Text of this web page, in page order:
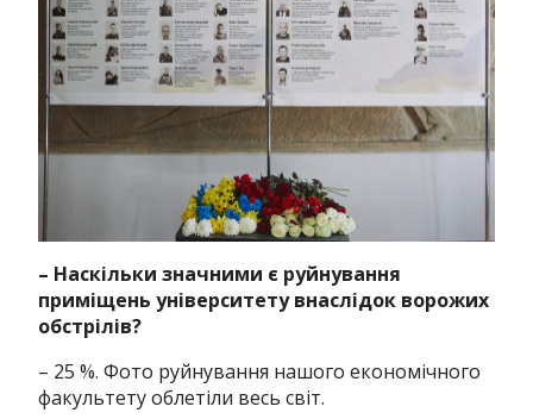
– Наскільки значними є руйнування
приміщень університету внаслідок ворожих
обстрілів?
– 25 %. Фото руйнування нашого економічного
факультету облетіли весь світ.